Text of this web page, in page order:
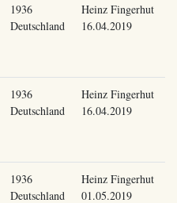
1936
Deutschland
Heinz Fingerhut
16.04.2019
1936
Deutschland
Heinz Fingerhut
16.04.2019
1936
Deutschland
Heinz Fingerhut
01.05.2019